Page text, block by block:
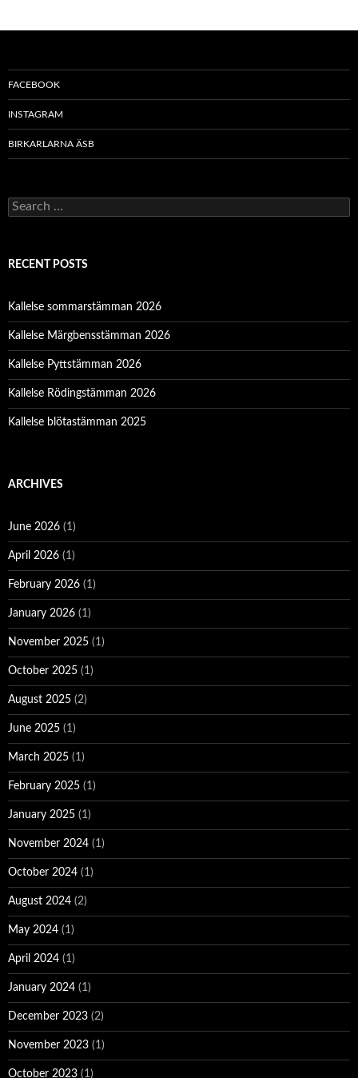
FACEBOOK
INSTAGRAM
BIRKARLARNA ÄSB
S
e
c
o
r
:
RECENT POSTS
Kallelse sommarstämman 2026
Kallelse Märgbensstämman 2026
Kallelse Pyttstämman 2026
Kallelse Rödingstämman 2026
Kallelse blötastämman 2025
ARCHIVES
June 2026 (1)
April 2026 (1)
February 2026 (1)
January 2026 (1)
November 2025 (1)
October 2025 (1)
August 2025 (2)
June 2025 (1)
March 2025 (1)
February 2025 (1)
January 2025 (1)
November 2024 (1)
October 2024 (1)
August 2024 (2)
May 2024 (1)
April 2024 (1)
January 2024 (1)
December 2023 (2)
November 2023 (1)
October 2023 (1)